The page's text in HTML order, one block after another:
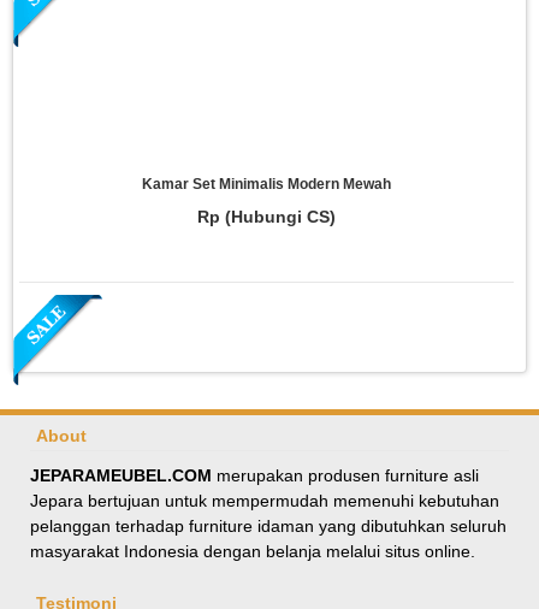
Kamar Set Minimalis Modern Mewah
Rp (Hubungi CS)
Meja Makan Oval Minimalis Kursi Silang
Rp 8.100.0009.000.000
About
JEPARAMEUBEL.COM merupakan produsen furniture asli
Jepara bertujuan untuk mempermudah memenuhi kebutuhan
pelanggan terhadap furniture idaman yang dibutuhkan seluruh
masyarakat Indonesia dengan belanja melalui situs online.
Testimoni